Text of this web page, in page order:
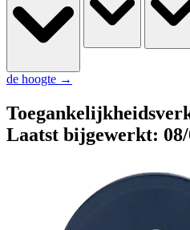
de hoogte →
Laatst bijgewerkt: 08/